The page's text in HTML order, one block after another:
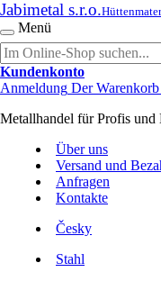
Jabimetal s.r.o.
Menü
Kundenkonto
Anmeldung Der
Metallhandel für Profis und
Über uns
Versand und
Anfragen
Kontakte
Česky
Stahl